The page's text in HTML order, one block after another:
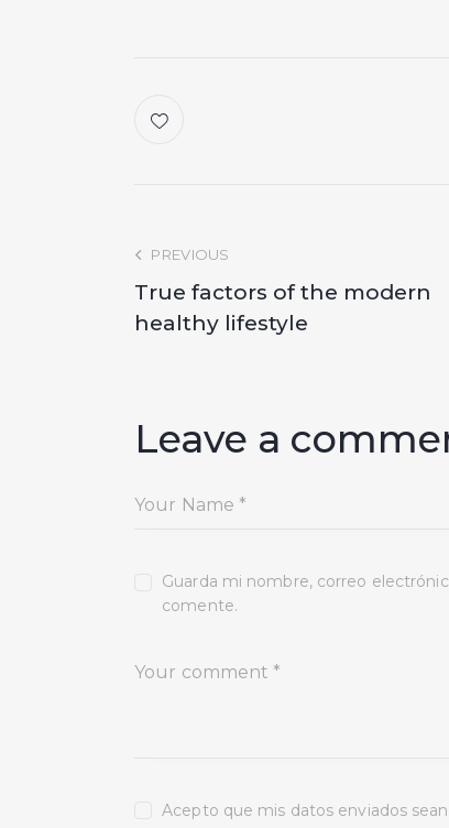
PREVIOUS
True factors of the modern
healthy lifestyle
Leave a
Guarda mi nombre, correo
comente.
Acepto que mis datos enviados sean